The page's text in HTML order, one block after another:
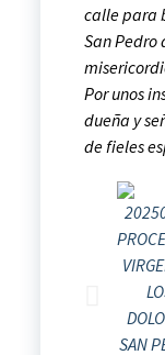
calle para
San Pedro
Por unos
dueña y
de fieles